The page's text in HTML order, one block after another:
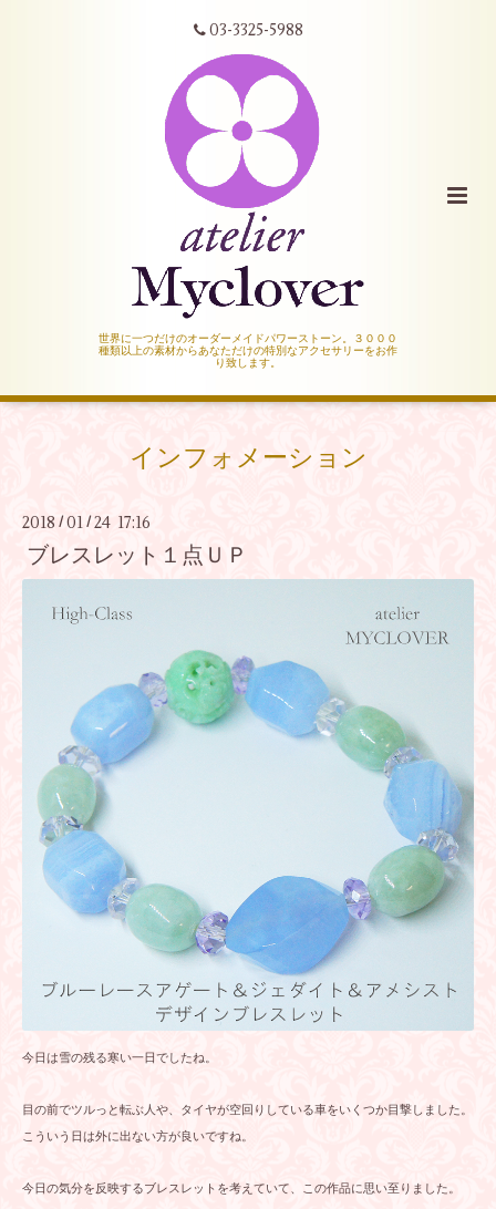
03-3325-5988
世界に一つだけのオーダーメイドパワーストーン。３０００
種類以上の素材からあなただけの特別なアクセサリーをお作
り致します。
インフォメーション
2018 / 01 /24 17:16
ブレスレット１点ＵＰ
今日は雪の残る寒い一日でしたね。
目の前でツルっと転ぶ人や、タイヤが空回りしている車をいくつか目撃しました。
こういう日は外に出ない方が良いですね。
今日の気分を反映するブレスレットを考えていて、この作品に思い至りました。